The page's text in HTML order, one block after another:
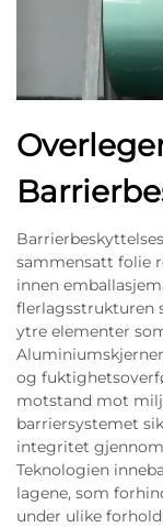
sammensatt folie
innen
flerlagsstrukturen
ytre elementer
og
motstand mot
barriersystemet
integritet
Teknologien
lagene, som
under ulike